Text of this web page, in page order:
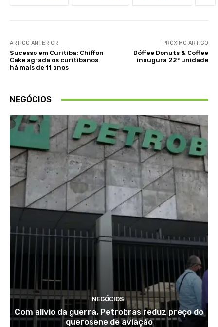
ARTIGO ANTERIOR
Sucesso em Curitiba: Chiffon
Cake agrada os curitibanos
há mais de 11 anos
PRÓXIMO ARTIGO
Dóffee Donuts & Coffee
inaugura 22ª unidade
NEGÓCIOS
NEGÓCIOS
Com alívio da guerra, Petrobras reduz preço do
querosene de aviação